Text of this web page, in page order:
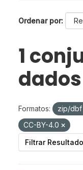
Ordenar por
1
Formatos: zip/dbf
CC-BY-4.0
Filtrar